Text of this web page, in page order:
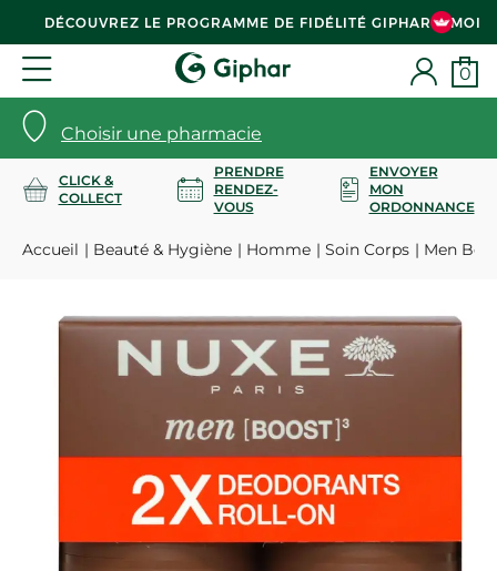
DÉCOUVREZ LE PROGRAMME DE FIDÉLITÉ GIPHAR & MOI
Choisir une pharmacie
0
CLICK &
COLLECT
PRENDRE
RENDEZ-
VOUS
ENVOYER
MON
ORDONNANCE
Accueil Beauté & Hygiène Homme Soin Corps Men